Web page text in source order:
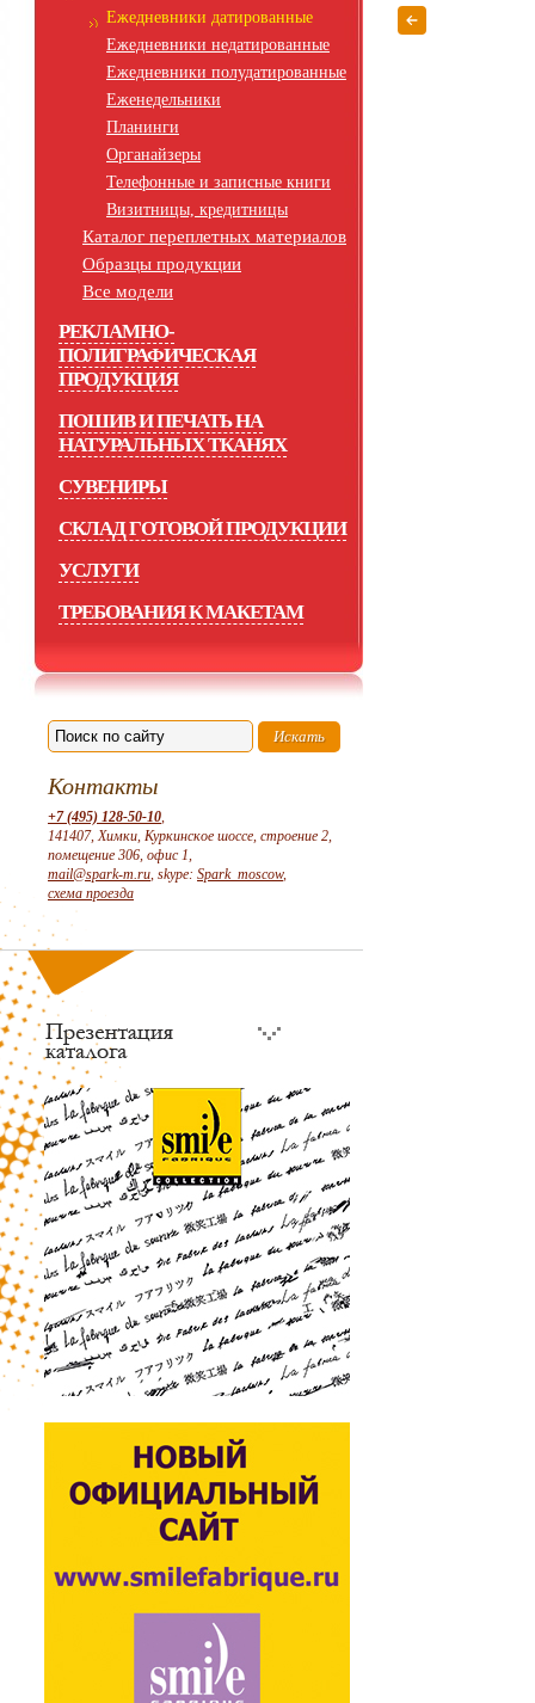
Ежедневники датированные
Ежедневники недатированные
Ежедневники полудатированные
Еженедельники
Планинги
Органайзеры
Телефонные и записные книги
Визитницы, кредитницы
Каталог переплетных материалов
Образцы продукции
Все модели
РЕКЛАМНО-
ПОЛИГРАФИЧЕСКАЯ
ПРОДУКЦИЯ
ПОШИВ И ПЕЧАТЬ НА
НАТУРАЛЬНЫХ ТКАНЯХ
СУВЕНИРЫ
СКЛАД ГОТОВОЙ ПРОДУКЦИИ
УСЛУГИ
ТРЕБОВАНИЯ К МАКЕТАМ
Контакты
+7 (495) 128-50-10,
141407, Химки, Куркинское шоссе, строение 2,
помещение 306, офис 1,
mail@spark-m.ru, skype: Spark_moscow,
схема проезда